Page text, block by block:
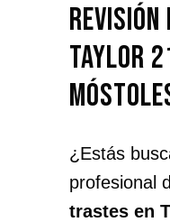
revisión
Taylor
¿Estás
profesional
trastes en